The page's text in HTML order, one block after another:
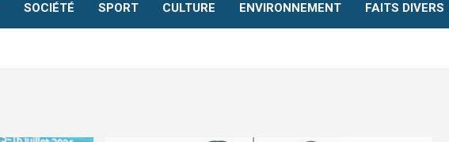
SOCIÉTÉ SPORT CULTURE ENVIRONNEMENT FAITS DIVERS